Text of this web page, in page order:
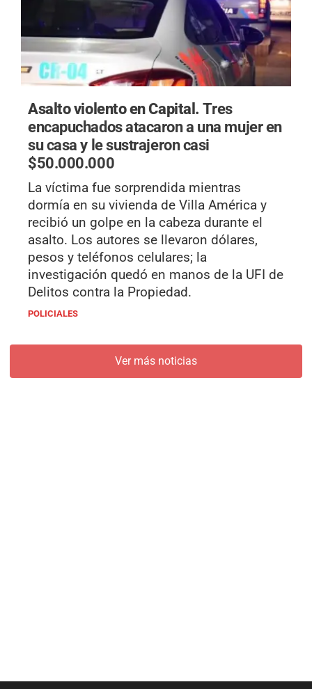
Asalto violento en Capital.Tres
encapuchados atacaron a una mujer en
su casa y le sustrajeron casi
$50.000.000
La víctima fue sorprendida mientras
dormía en su vivienda de Villa América y
recibió un golpe en la cabeza durante el
asalto. Los autores se llevaron dólares,
pesos y teléfonos celulares; la
investigación quedó en manos de la UFI de
Delitos contra la Propiedad.
POLICIALES
Ver más noticias